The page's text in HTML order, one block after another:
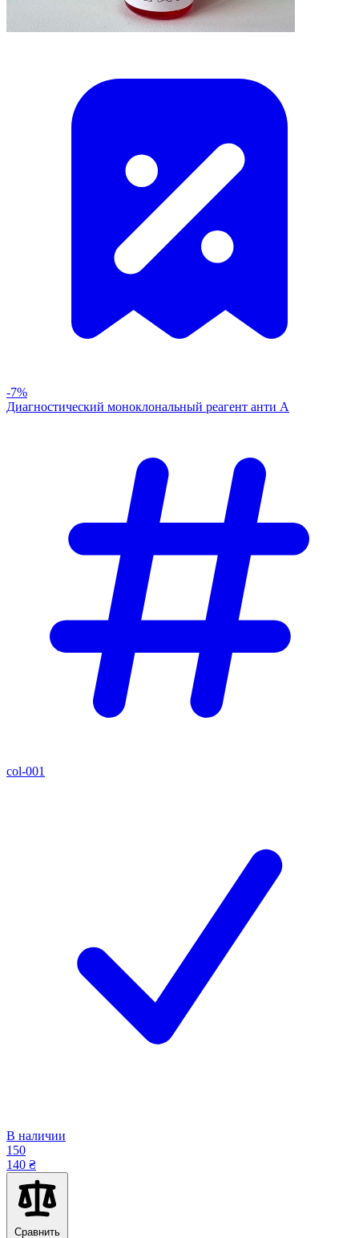
-7%
Диагностический моноклональный реагент анти А
col-001
В наличии
150
140 ₴
Сравнить